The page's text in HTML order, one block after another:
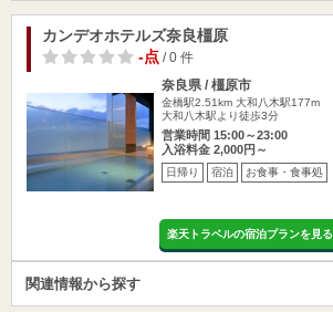
カンデオホテルズ奈良橿原
-点/ 0 件
奈良県 / 橿原市
金橋駅2.51km 大和八木駅177m
大和八木駅より徒歩3分
営業時間 15:00～23:00
入浴料金 2,000円～
日帰り 宿泊 お食事・食事処
楽天トラベルの宿泊プランを見る
関連情報から探す